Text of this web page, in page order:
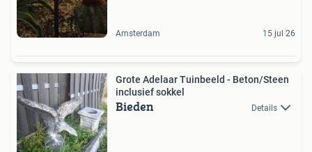
Amsterdam 15 jul 26
Grote Adelaar Tuinbeeld - Beton/Steen
inclusief sokkel
Bieden Details